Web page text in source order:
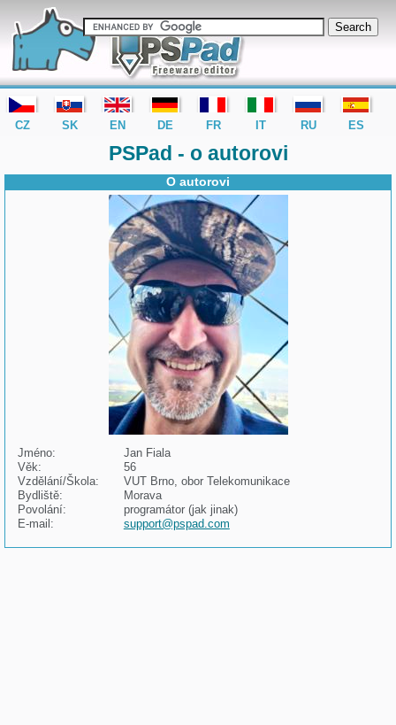
editor PSPad - freeware editor
PSPad - o autorovi
O autorovi
Jméno:
Jan Fiala
Věk:
56
Vzdělání/Škola:
VUT Brno, obor Telekomunikace
Bydliště:
Morava
Povolání:
programátor (jak jinak)
E-mail:
support@pspad.com
CZ SK EN DE FR IT RU ES